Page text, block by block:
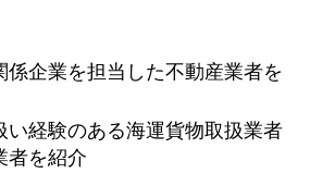
係企業を担当した不動産業者を
い経験のある海運貨物取扱業者
者を紹介